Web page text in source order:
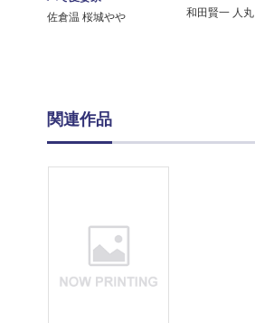
佐倉温 桜城やや
和田賢一 人丸
関連作品